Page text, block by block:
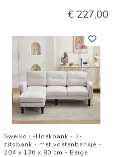
€ 227,00
Sweiko L-Hoekbank - 3-
zitsbank - met voetenbankje -
204 x 136 x 80 cm - Beige